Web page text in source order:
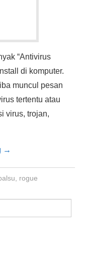
“Antivirus
di komputer.
muncul pesan
tertentu atau
virus, trojan,
→
rogue